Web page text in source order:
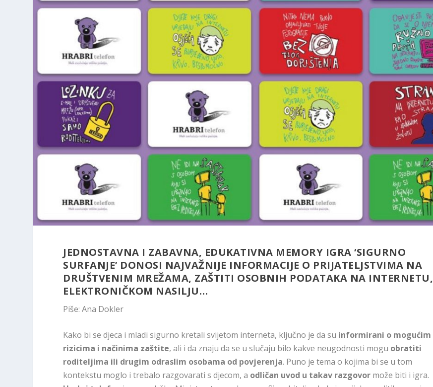
JEDNOSTAVNA I ZABAVNA, EDUKATIVNA MEMORY IGRA ‘SIGURNO
SURFANJE’ DONOSI NAJVAŽNIJE INFORMACIJE O PRIJATELJSTVIMA NA
DRUŠTVENIM MREŽAMA, ZAŠTITI OSOBNIH PODATAKA NA INTERNETU,
ELEKTRONIČKOM NASILJU…
Piše: Ana Dokler
Kako bi se djeca i mladi sigurno kretali svijetom interneta, ključno je da su informirani o mogućim
rizicima i načinima zaštite, ali i da znaju da se u slučaju bilo kakve neugodnosti mogu obratiti
roditeljima ili drugim odraslim osobama od povjerenja. Puno je tema o kojima bi se u tom
kontekstu moglo i trebalo razgovarati s djecom, a odličan uvod u takav razgovor može biti i igra.